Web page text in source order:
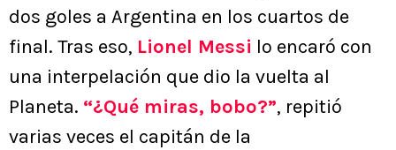
dos goles a Argentina en los cuartos de
final. Tras eso, Lionel Messi lo encaró con
una interpelación que dio la vuelta al
Planeta. “¿Qué miras, bobo?”, repitió
varias veces el capitán de la